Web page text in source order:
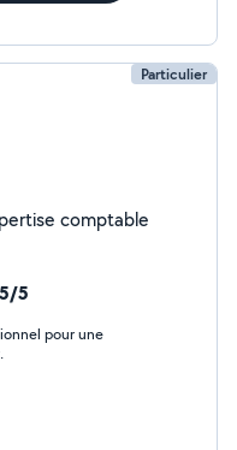
Particulier
comptable
5
pour une